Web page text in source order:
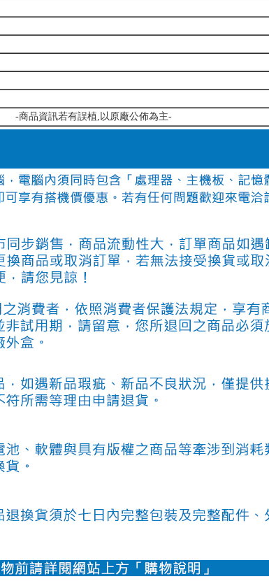
-商品資訊若有誤植,以原廠公佈為主-